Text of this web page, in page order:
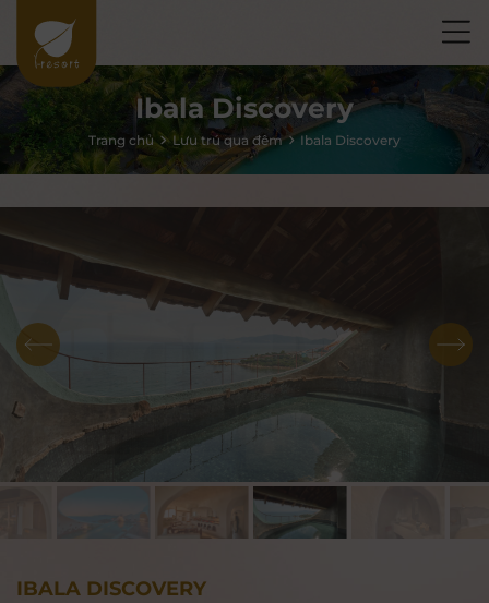
Ibala Discovery
Trang chủ Lưu trú qua đêm Ibala Discovery
IBALA DISCOVERY